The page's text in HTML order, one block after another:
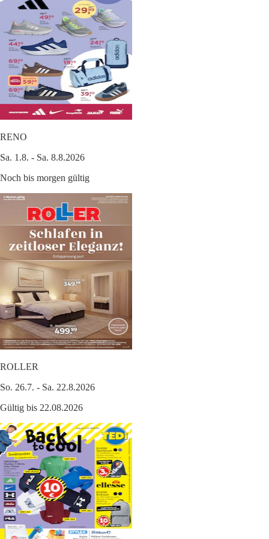
RENO
Sa. 1.8. - Sa. 8.8.2026
Noch bis morgen gültig
ROLLER
So. 26.7. - Sa. 22.8.2026
Gültig bis 22.08.2026